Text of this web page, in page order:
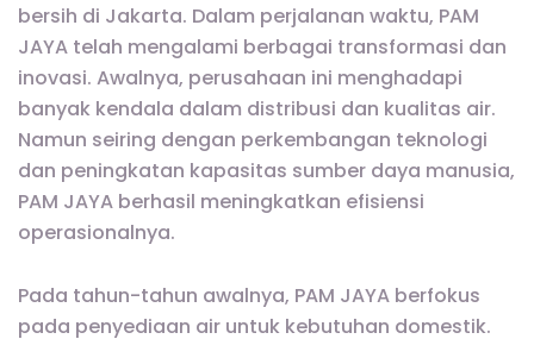
bersih di Jakarta. Dalam perjalanan waktu, PAM
JAYA telah mengalami berbagai transformasi dan
inovasi. Awalnya, perusahaan ini menghadapi
banyak kendala dalam distribusi dan kualitas air.
Namun seiring dengan perkembangan teknologi
dan peningkatan kapasitas sumber daya manusia,
PAM JAYA berhasil meningkatkan efisiensi
operasionalnya.
Pada tahun-tahun awalnya, PAM JAYA berfokus
pada penyediaan air untuk kebutuhan domestik.